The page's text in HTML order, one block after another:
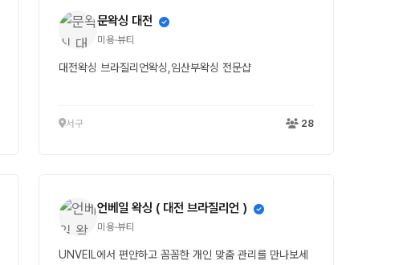
문왁싱 대전
미용·뷰티
대전왁싱 브라질리언왁싱,임산부왁싱 전문샵
서구 28
언베일 왁싱 ( 대전 브라질리언 )
미용·뷰티
UNVEIL에서 편안하고 꼼꼼한 개인 맞춤 관리를 만나보세